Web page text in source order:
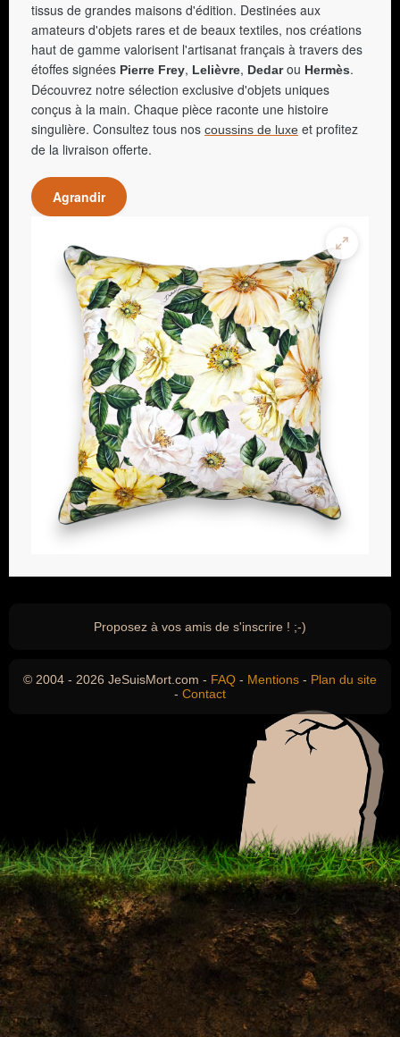
tissus de grandes maisons d'édition. Destinées aux
amateurs d'objets rares et de beaux textiles, nos créations
haut de gamme valorisent l'artisanat français à travers des
étoffes signées Pierre Frey, Lelièvre, Dedarou Hermès.
Découvrez notre sélection exclusive d'objets uniques
conçus à la main. Chaque pièce raconte une histoire
singulière. Consultez tous nos coussins de luxe et profitez
de la livraison offerte.
Agrandir
Proposez à vos amis de s'inscrire ! ;-)
© 2004 - 2026 JeSuisMort.com - FAQ - Mentions - Plan du site
- Contact